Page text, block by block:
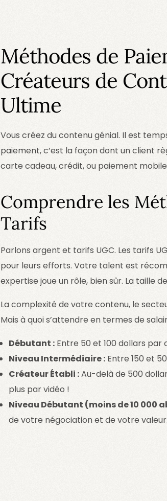
Méthodes de
Créateurs de
Ultime
Vous créez du contenu génial. Il est
paiement, c’est la façon dont un client
carte cadeau, crédit, ou paiement
Comprendre les
Tarifs
Parlons argent et tarifs UGC. Les tarifs
pour leurs efforts. Votre talent est
expertise joue un rôle, bien sûr. La taille
La complexité de votre contenu, le
Mais à quoi s’attendre en termes de
Débutant :Entre 50 et 100 dollars par
Niveau Intermédiaire :Entre 150 et
Créateur Établi :Au-delà de 500
plus par vidéo !
Niveau Débutant (moins de 10 000
de votre négociation et de votre valeur.